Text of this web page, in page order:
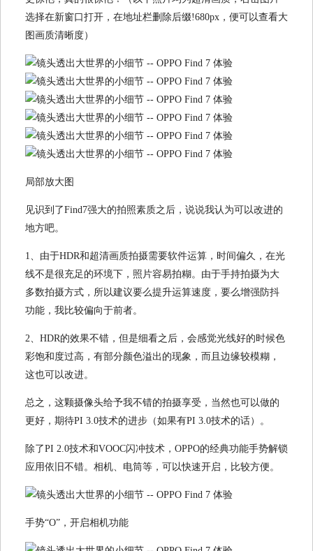
选择在新窗口打开，在地址栏删除后缀!680px，便可以查看大
图画质清晰度）
局部放大图
见识到了Find7强大的拍照素质之后，说说我认为可以改进的
地方吧。
1、由于HDR和超清画质拍摄需要软件运算，时间偏久，在光
线不是很充足的环境下，照片容易拍糊。由于手持拍摄为大
多数拍摄方式，所以建议要么提升运算速度，要么增强防抖
功能，我比较偏向于前者。
2、HDR的效果不错，但是细看之后，会感觉光线好的时候色
彩饱和度过高，有部分颜色溢出的现象，而且边缘较模糊，
这也可以改进。
总之，这颗摄像头给予我不错的拍摄享受，当然也可以做的
更好，期待PI 3.0技术的进步（如果有PI 3.0技术的话）。
除了PI 2.0技术和VOOC闪冲技术，OPPO的经典功能手势解锁
应用依旧不错。相机、电筒等，可以快速开启，比较方便。
手势“O”，开启相机功能